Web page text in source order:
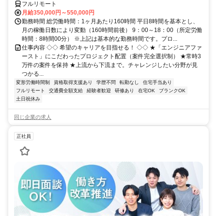
フルリモート
月給350,000円～550,000円
勤務時間 総労働時間：1ヶ月あたり160時間 平日8時間を基本とし、
月の稼働日数により変動（160時間前後） 9：00～18：00（所定労働
時間：8時間00分） ※上記は基本的な勤務時間です。プロ...
仕事内容 ◇◇ 希望のキャリアを目指せる！ ◇◇ ★「エンジニアファ
ースト」にこだわったプロジェクト配置（案件完全選択制） ★常時3
万件の案件を保持 ★上流から下流まで。チャレンジしたい分野が見
つかる...
変形労働時間制 資格取得支援あり 学歴不問 転勤なし
住宅手当あり
フルリモート
交通費全額支給 経験者歓迎 研修あり 在宅OK
ブランクOK
土日祝休み
同じ企業の求人
正社員